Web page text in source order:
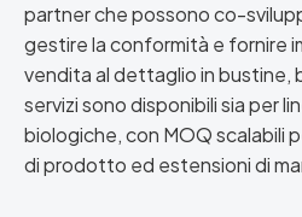
partner che possono co-
gestire la conformità e fornire
vendita al dettaglio in bustine,
servizi sono disponibili sia per
biologiche, con MOQ scalabili
di prodotto ed estensioni di